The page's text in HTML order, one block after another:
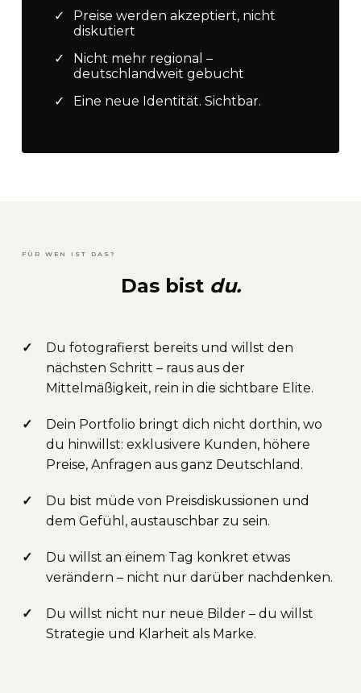
✓
Preise werden akzeptiert, nicht
diskutiert
✓
Nicht mehr regional –
deutschlandweit gebucht
✓
Eine neue Identität. Sichtbar.
FÜR WEN IST DAS?
Das bist du.
✓
Du fotografierst bereits und willst den
nächsten Schritt – raus aus der
Mittelmäßigkeit, rein in die sichtbare Elite.
✓
Dein Portfolio bringt dich nicht dorthin, wo
du hinwillst: exklusivere Kunden, höhere
Preise, Anfragen aus ganz Deutschland.
✓
Du bist müde von Preisdiskussionen und
dem Gefühl, austauschbar zu sein.
✓
Du willst an einem Tag konkret etwas
verändern – nicht nur darüber nachdenken.
✓
Du willst nicht nur neue Bilder – du willst
Strategie und Klarheit als Marke.